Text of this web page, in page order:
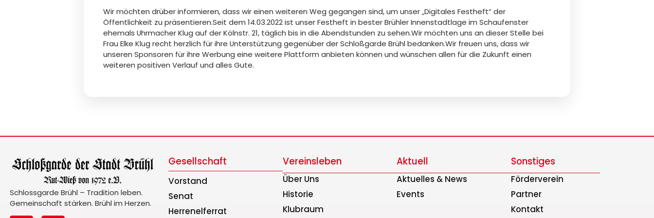
Wir möchten drüber informieren, dass wir einen weiteren Weg gegangen sind, um unser „Digitales Festheft“ der
Öffentlichkeit zu präsentieren.Seit dem 14.03.2022 ist unser Festheft in bester Brühler Innenstadtlage im Schaufenster
ehemals Uhrmacher Klug auf der Kölnstr. 21, täglich bis in die Abendstunden zu sehen.Wir möchten uns an dieser Stelle bei
Frau Elke Klug recht herzlich für ihre Unterstützung gegenüber der Schloßgarde Brühl bedanken.Wir freuen uns, dass wir
unseren Sponsoren für ihre Werbung eine weitere Plattform anbieten können und wünschen allen für die Zukunft einen
weiteren positiven Verlauf und alles Gute.
Schlossgarde Brühl – Tradition leben.
Gemeinschaft stärken. Brühl im Herzen.
Gesellschaft
Vorstand
Senat
Herrenelferrat
Vereinsleben
Über Uns
Historie
Klubraum
Aktuell
Aktuelles & News
Events
Sonstiges
Förderverein
Partner
Kontakt